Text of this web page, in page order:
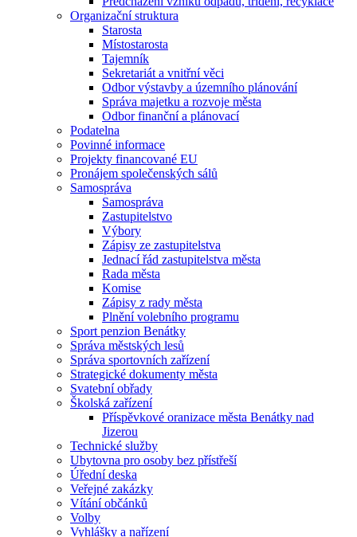
Organizační struktura
Starosta
Místostarosta
Tajemník
Sekretariát a vnitřní věci
Odbor výstavby a územního plánování
Správa majetku a rozvoje města
Odbor finanční a plánovací
Podatelna
Povinné informace
Projekty financované EU
Pronájem společenských sálů
Samospráva
Samospráva
Zastupitelstvo
Výbory
Zápisy ze zastupitelstva
Jednací řád zastupitelstva města
Rada města
Komise
Zápisy z rady města
Plnění volebního programu
Sport penzion Benátky
Správa městských lesů
Správa sportovních zařízení
Strategické dokumenty města
Svatební obřady
Školská zařízení
Příspěvkové oranizace města Benátky nad
Jizerou
Technické služby
Ubytovna pro osoby bez přístřeší
Úřední deska
Veřejné zakázky
Vítání občánků
Volby
Vyhlášky a nařízení